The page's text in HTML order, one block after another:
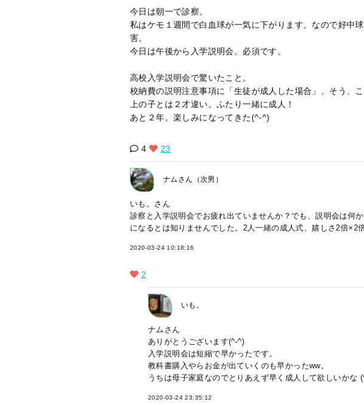
今日は朝一で診察。
私はケモ１週間で白血球が一気に下がります。なので好中
害。
今日は午後から入学説明会。必須です。
高校入学説明会で驚いたこと。
校納費の説明注意事項に「生徒が成人した場合」、そう、
上の子とは２才違い。ふたり一緒に成人！
あと２年。楽しみになってきた(^-^)
4 23
ナムさん（次男）
いも。さん
診察と入学説明会でお疲れ出ていませんか？でも、説明会は何
になるとは知りませんでした。2人一緒の成人式、嬉しさ2倍×2
2020-03-24 10:18:16
2
いも。
ナムさん
ありがとうございます(^-^)
入学説明会は短縮で早かったです。
教科書購入やらお金が出ていくのも早かったww。
うちは母子家庭なのでとりあえず早く成人して欲しいかな
2020-03-24 23:35:12